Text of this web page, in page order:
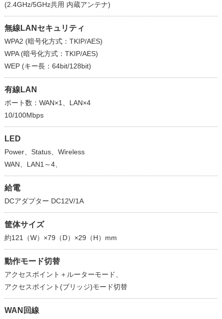
(2.4GHz/5GHz共用 内蔵アンテナ)
無線LANセキュリティ
WPA2 (暗号化方式：TKIP/AES)
WPA (暗号化方式：TKIP/AES)
WEP (キー長：64bit/128bit)
有線LAN
ポート数：WAN×1、LAN×4
10/100Mbps
LED
Power、Status、Wireless
WAN、LAN1～4、
給電
DCアダプター DC12V/1A
筐体サイズ
約121（W）×79（D）×29（H）mm
動作モード切替
アクセスポイント＋ルーターモード、
アクセスポイント(ブリッジ)モード切替
WAN回線